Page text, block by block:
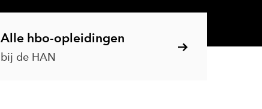
Alle hbo-opleidingen
bij de HAN